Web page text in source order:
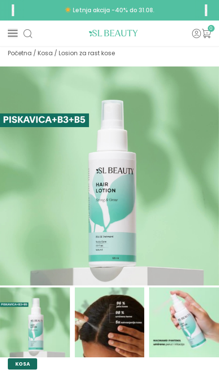
Letnja akcija -40% do 31.08.
0
Početna / Kosa / Losion za rast kose
KOSA